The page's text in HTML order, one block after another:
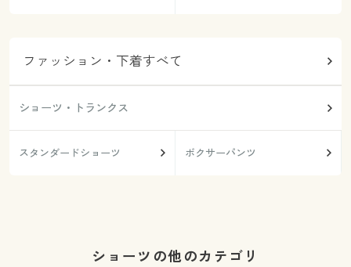
ファッション・下着すべて
ショーツ・トランクス
スタンダードショーツ ボクサーパンツ
ショーツの他のカテゴリ